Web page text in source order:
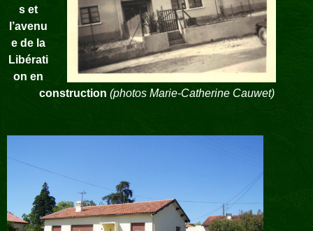
s et
l’avenu
e de la
Libérati
on en
construction (photos Marie-Catherine Cauwet)